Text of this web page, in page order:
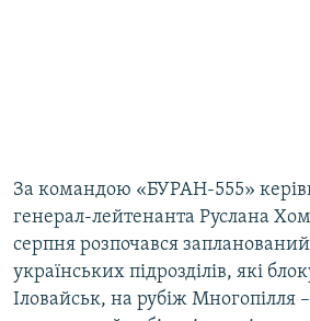
За командою «БУРАН-555»
генерал-лейтенанта Руслана
серпня розпочався
українських підрозділів, які
Іловайськ, на рубіж Многопілля